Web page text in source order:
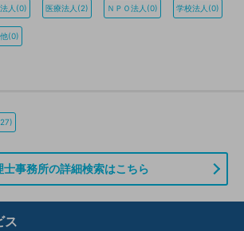
人(0) 医療法人(2) ＮＰＯ法人(0) 学校法人(0)
(0)
士事務所の詳細検索はこちら
ス